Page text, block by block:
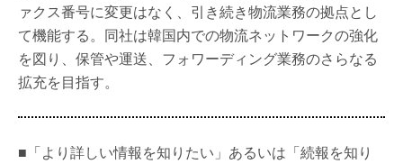
ァクス番号に変更はなく、引き続き物流業務の拠点とし
て機能する。同社は韓国内での物流ネットワークの強化
を図り、保管や運送、フォワーディング業務のさらなる
拡充を目指す。
■「より詳しい情報を知りたい」あるいは「続報を知り